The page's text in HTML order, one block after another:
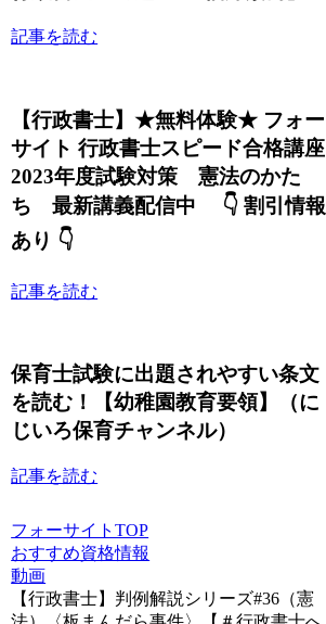
記事を読む
【行政書士】★無料体験★ フォー
サイト 行政書士スピード合格講座
2023年度試験対策 憲法のかた
ち 最新講義配信中 👇 割引情報
あり 👇
記事を読む
保育士試験に出題されやすい条文
を読む！【幼稚園教育要領】（に
じいろ保育チャンネル）
記事を読む
フォーサイトTOP
おすすめ資格情報
動画
【行政書士】判例解説シリーズ#36（憲